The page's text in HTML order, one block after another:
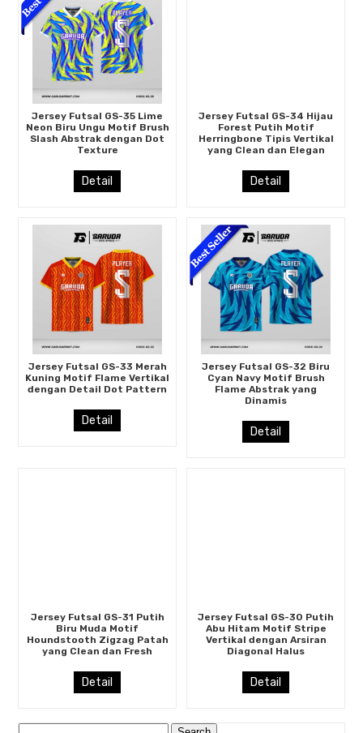
Jersey Futsal GS-35 Lime
Neon Biru Ungu Motif Brush
Slash Abstrak dengan Dot
Texture
Detail
Jersey Futsal GS-34 Hijau
Forest Putih Motif
Herringbone Tipis Vertikal
yang Clean dan Elegan
Detail
Jersey Futsal GS-33 Merah
Kuning Motif Flame Vertikal
dengan Detail Dot Pattern
Detail
Jersey Futsal GS-32 Biru
Cyan Navy Motif Brush
Flame Abstrak yang
Dinamis
Detail
Jersey Futsal GS-31 Putih
Biru Muda Motif
Houndstooth Zigzag Patah
yang Clean dan Fresh
Detail
Jersey Futsal GS-30 Putih
Abu Hitam Motif Stripe
Vertikal dengan Arsiran
Diagonal Halus
Detail